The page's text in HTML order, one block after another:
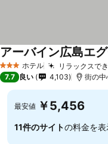
3 ホテルのランク
ホテル リラックスで
アーバイン広島エ
7.7 良い 4,103 街の
最安値 ￥5,456
11件のサイトの料金を表